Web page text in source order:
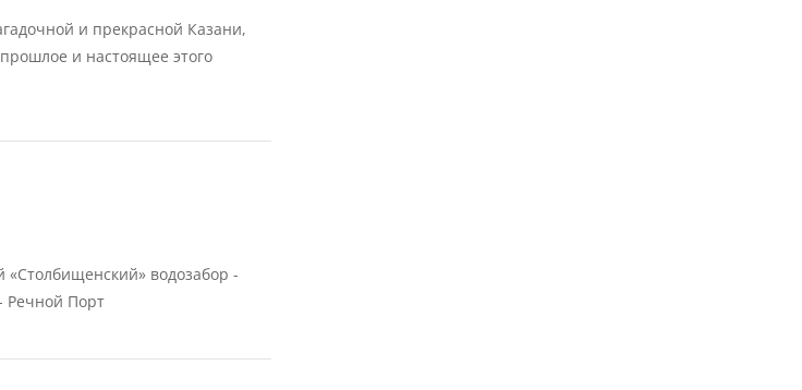
и прекрасной Казани,
и настоящее этого
водозабор -
Речной Порт